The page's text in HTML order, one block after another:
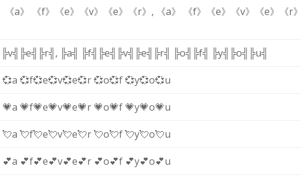
《a》 《f》 《e》 《v》 《e》 《r》 , 《a》 《f》 《e》 《v》 《e》 《r》
╠v╣ ╠e╣ ╠r╣ , ╠a╣ ╠f╣ ╠e╣ ╠v╣ ╠e╣ ╠r╣ ╠o╣ ╠f╣ ╠y╣ ╠o╣ ╠u╣
💞a 💞f💞e💞v💞e💞r💞o💞f💞y💞o💞u
💗a 💗f💗e💗v💗e💗r 💗o💗f 💗y💗o💗u
💘a 💘f💘e💘v💘e💘r💘o💘f💘y💘o💘u
💕a 💕f💕e💕v💕e💕r 💕o💕f 💕y💕o💕u